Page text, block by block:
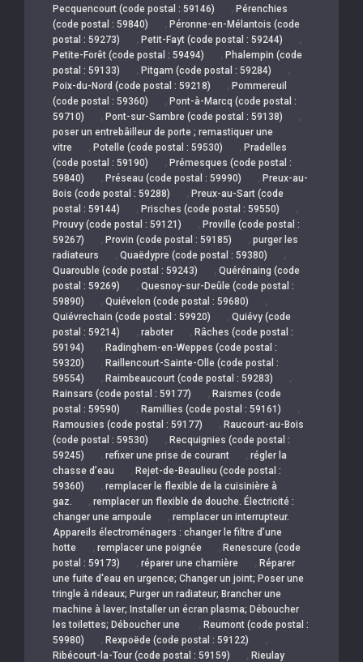
Pecquencourt (code postal : 59146) , Pérenchies
(code postal : 59840)
, Péronne-en-Mélantois (code
postal : 59273)
, Petit-Fayt (code postal : 59244) ,
Petite-Forêt (code postal : 59494) , Phalempin (code
postal : 59133)
, Pitgam (code postal : 59284) ,
Poix-du-Nord (code postal : 59218) , Pommereuil
(code postal : 59360)
, Pont-à-Marcq (code postal :
59710)
, Pont-sur-Sambre (code postal : 59138) ,
poser un entrebâilleur de porte ; remastiquer une
vitre
, Potelle (code postal : 59530) , Pradelles
(code postal : 59190)
, Prémesques (code postal :
59840)
, Préseau (code postal : 59990) , Preux-au-
Bois (code postal : 59288)
, Preux-au-Sart (code
postal : 59144)
, Prisches (code postal : 59550) ,
Prouvy (code postal : 59121) , Proville (code postal :
59267)
, Provin (code postal : 59185) , purger les
radiateurs
, Quaëdypre (code postal : 59380) ,
Quarouble (code postal : 59243) , Quérénaing (code
postal : 59269)
, Quesnoy-sur-Deûle (code postal :
59890)
, Quiévelon (code postal : 59680) ,
Quiévrechain (code postal : 59920) , Quiévy (code
postal : 59214)
, raboter , Râches (code postal :
59194)
, Radinghem-en-Weppes (code postal :
59320)
, Raillencourt-Sainte-Olle (code postal :
59554)
, Raimbeaucourt (code postal : 59283) ,
Rainsars (code postal : 59177) , Raismes (code
postal : 59590)
, Ramillies (code postal : 59161) ,
Ramousies (code postal : 59177) , Raucourt-au-Bois
(code postal : 59530)
, Recquignies (code postal :
59245)
, refixer une prise de courant , régler la
chasse d’eau
, Rejet-de-Beaulieu (code postal :
59360)
, remplacer le flexible de la cuisinière à
gaz.
, remplacer un flexible de douche. Électricité :
changer une ampoule
, remplacer un interrupteur.
Appareils électroménagers : changer le filtre d’une
hotte
, remplacer une poignée , Renescure (code
postal : 59173)
, réparer une charnière , Réparer
une fuite d'eau en urgence; Changer un joint; Poser une
tringle à rideaux; Purger un radiateur; Brancher une
machine à laver; Installer un écran plasma; Déboucher
les toilettes; Déboucher une
, Reumont (code postal :
59980)
, Rexpoëde (code postal : 59122) ,
Ribécourt-la-Tour (code postal : 59159) , Rieulay